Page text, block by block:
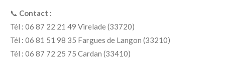
📞 Contact :
Tél : 06 87 22 21 49 Virelade (33720)
Tél : 06 81 51 98 35 Fargues de Langon (33210)
Tél : 06 87 72 25 75 Cardan (33410)